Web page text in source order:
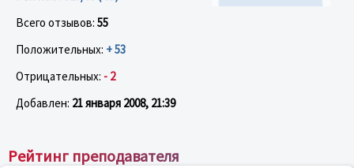
Всего отзывов: 55
Положительных: + 53
Отрицательных: - 2
Добавлен: 21 января 2008, 21:39
Рейтинг преподавателя